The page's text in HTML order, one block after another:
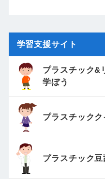
学習支援サイト
プラスチック&
学ぼう
プラスチック
プラスチック豆